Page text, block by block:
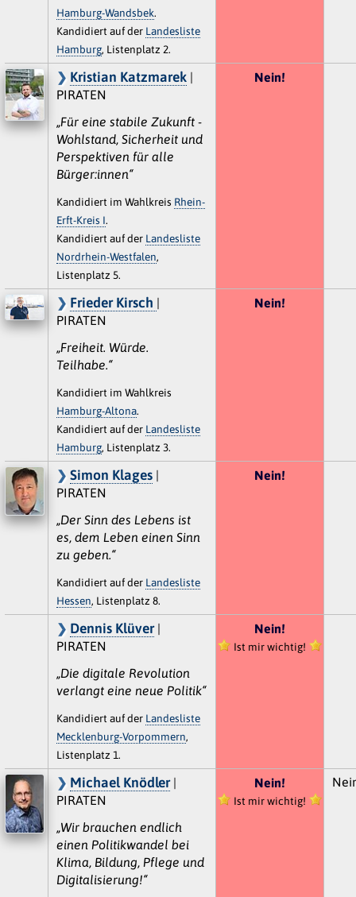
Hamburg-Wandsbek.
Kandidiert auf der Landesliste
Hamburg, Listenplatz 2.
Kristian Katzmarek|
PIRATEN
„Für eine stabile Zukunft -
Wohlstand, Sicherheit und
Perspektiven für alle
Bürger:innen“
Kandidiert im Wahlkreis Rhein-
Erft-Kreis I.
Kandidiert auf der Landesliste
Nordrhein-Westfalen,
Listenplatz 5.
Nein!
Frieder Kirsch |
PIRATEN
„Freiheit. Würde.
Teilhabe.“
Kandidiert im Wahlkreis
Hamburg-Altona.
Kandidiert auf der Landesliste
Hamburg, Listenplatz 3.
Nein!
Simon Klages|
PIRATEN
„Der Sinn des Lebens ist
es, dem Leben einen Sinn
zu geben.“
Kandidiert auf der Landesliste
Hessen, Listenplatz 8.
Nein!
Dennis Klüver|
PIRATEN
„Die digitale Revolution
verlangt eine neue Politik“
Kandidiert auf der Landesliste
Mecklenburg-Vorpommern,
Listenplatz 1.
Nein!
Ist mir wichtig!
Michael Knödler|
PIRATEN
„Wir brauchen endlich
einen Politikwandel bei
Klima, Bildung, Pflege und
Digitalisierung!“
Nein!
Ist mir wichtig!